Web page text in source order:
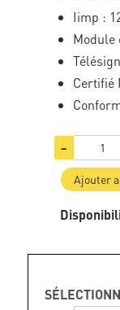
Iimp :
Module
Certifié
−
Ajouter